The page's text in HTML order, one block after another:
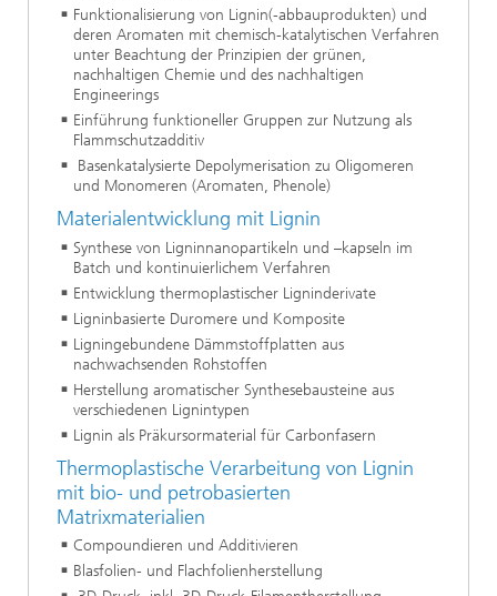
Funktionalisierung von Lignin(-abbauprodukten) und
deren Aromaten mit chemisch-katalytischen Verfahren
unter Beachtung der Prinzipien der grünen,
nachhaltigen Chemie und des nachhaltigen
Engineerings
Einführung funktioneller Gruppen zur Nutzung als
Flammschutzadditiv
Basenkatalysierte Depolymerisation zu Oligomeren
und Monomeren (Aromaten, Phenole)
Materialentwicklung mit Lignin
Synthese von Ligninnanopartikeln und –kapseln im
Batch und kontinuierlichem Verfahren
Entwicklung thermoplastischer Ligninderivate
Ligninbasierte Duromere und Komposite
Ligningebundene Dämmstoffplatten aus
nachwachsenden Rohstoffen
Herstellung aromatischer Synthesebausteine aus
verschiedenen Lignintypen
Lignin als Präkursormaterial für Carbonfasern
Thermoplastische Verarbeitung von Lignin
mit bio- und petrobasierten
Matrixmaterialien
Compoundieren und Additivieren
Blasfolien- und Flachfolienherstellung